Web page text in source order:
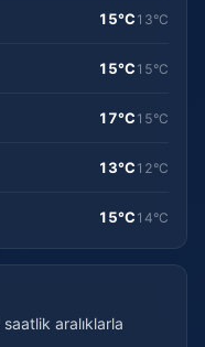
15°C 13°C
15°C 15°C
17°C 15°C
13°C 12°C
15°C 14°C
aralıklarla